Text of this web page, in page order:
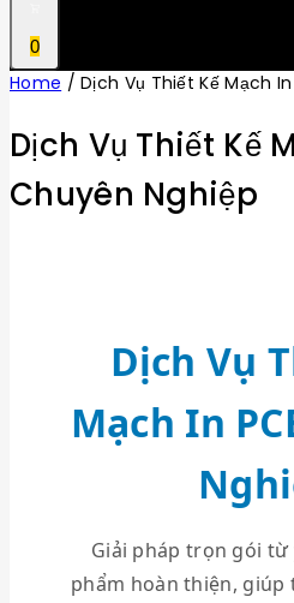
0
Home / Dịch Vụ Thiết Kế Mạch
Dịch Vụ Thiết Kế
Chuyên Nghiệp
Dịch Vụ
Mạch In
Giải pháp trọn gói
phẩm hoàn thiện, giúp